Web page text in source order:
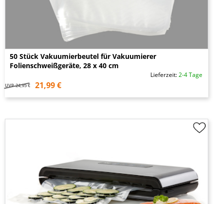
50 Stück Vakuumierbeutel für Vakuumierer
Folienschweißgeräte, 28 x 40 cm
Lieferzeit:2-4 Tage
UVP 24,95 € 21,99 €